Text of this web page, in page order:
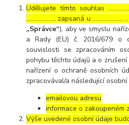
Udělujete tímto souhlas
………………., zapsaná u ………………… ,
„Správce“), aby ve smyslu
a Rady (EU) č. 2016/679 o
souvislosti se zpracováním
pohybu těchto údajů a o zrušení
nařízení o ochraně osobních
zpracovával/a následující osobní
emailovou adresu
informace o zakoupeném
Výše uvedené osobní údaje